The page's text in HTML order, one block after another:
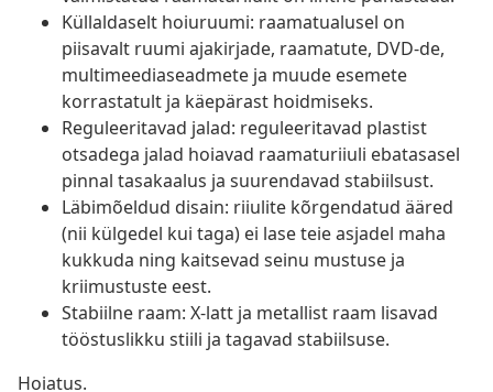
Küllaldaselt hoiuruumi: raamatualusel on
piisavalt ruumi ajakirjade, raamatute, DVD-de,
multimeediaseadmete ja muude esemete
korrastatult ja käepärast hoidmiseks.
Reguleeritavad jalad: reguleeritavad plastist
otsadega jalad hoiavad raamaturiiuli ebatasasel
pinnal tasakaalus ja suurendavad stabiilsust.
Läbimõeldud disain: riiulite kõrgendatud ääred
(nii külgedel kui taga) ei lase teie asjadel maha
kukkuda ning kaitsevad seinu mustuse ja
kriimustuste eest.
Stabiilne raam: X-latt ja metallist raam lisavad
tööstuslikku stiili ja tagavad stabiilsuse.
Hoiatus.